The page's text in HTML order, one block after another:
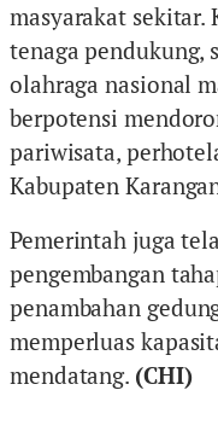
masyarakat
tenaga pendukung,
olahraga nasional
berpotensi
pariwisata,
Kabupaten
Pemerintah juga
pengembangan
penambahan
memperluas
mendatang. (CHI)